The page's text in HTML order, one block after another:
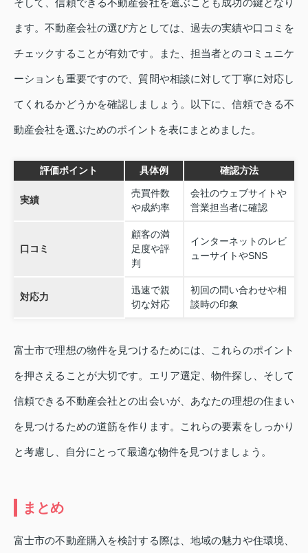
そして、信頼できる不動産会社を選ぶことも成功の鍵となり
ます。不動産会社の選び方としては、過去の実績や口コミを
チェックすることが有効です。また、担当者とのコミュニケ
ーションも重要ですので、質問や相談に対して丁寧に対応し
てくれるかどうかを確認しましょう。以下に、信頼できる不
動産会社を選ぶためのポイントを表にまとめました。
評価ポイント 具体例 確認方法
実績
売買件数
や成約率
会社のウェブサイトや
営業担当者に確認
口コミ
顧客の満
足度や評
判
インターネットのレビ
ューサイトやSNS
対応力
迅速で親
切な対応
初回の問い合わせや相
談時の印象
富士市で理想の物件を見つけるためには、これらのポイント
を押さえることが大切です。エリア選定、物件探し、そして
信頼できる不動産会社との出会いが、あなたの理想の住まい
を見つけるための道筋を作ります。これらの要素をしっかり
と考慮し、自分にとって最適な物件を見つけましょう。
まとめ
富士市の不動産購入を検討する際は、地域の魅力や住環境、